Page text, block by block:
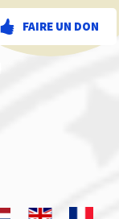
FAIRE UN DON